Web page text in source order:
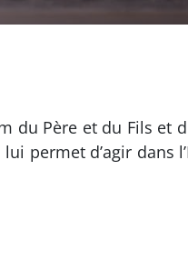
du Père et du Fils et
permet d’agir dans